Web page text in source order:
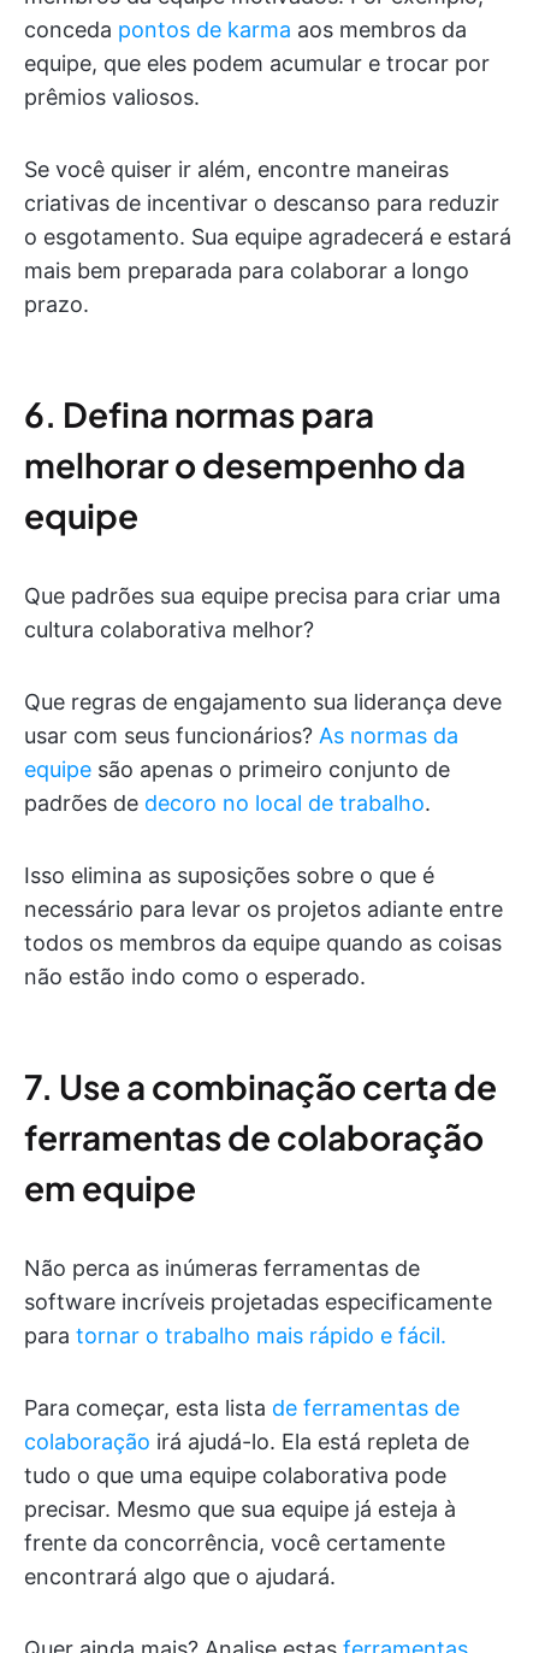
conceda pontos de karma aos membros da
equipe, que eles podem acumular e trocar por
prêmios valiosos.
Se você quiser ir além, encontre maneiras
criativas de incentivar o descanso para reduzir
o esgotamento. Sua equipe agradecerá e estará
mais bem preparada para colaborar a longo
prazo.
6. Defina normas para
melhorar o desempenho da
equipe
Que padrões sua equipe precisa para criar uma
cultura colaborativa melhor?
Que regras de engajamento sua liderança deve
usar com seus funcionários? As normas da
equipe são apenas o primeiro conjunto de
padrões de decoro no local de trabalho.
Isso elimina as suposições sobre o que é
necessário para levar os projetos adiante entre
todos os membros da equipe quando as coisas
não estão indo como o esperado.
7. Use a combinação certa de
ferramentas de colaboração
em equipe
Não perca as inúmeras ferramentas de
software incríveis projetadas especificamente
para tornar o trabalho mais rápido e fácil.
Para começar, esta lista de ferramentas de
colaboração irá ajudá-lo. Ela está repleta de
tudo o que uma equipe colaborativa pode
precisar. Mesmo que sua equipe já esteja à
frente da concorrência, você certamente
encontrará algo que o ajudará.